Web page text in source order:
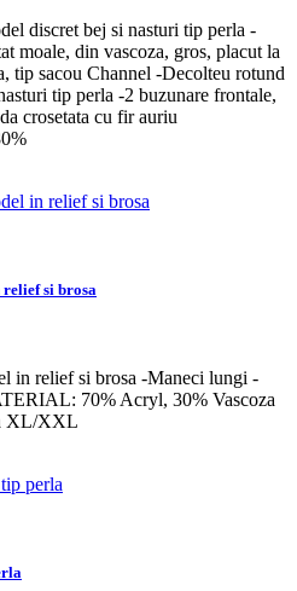
discret bej si nasturi tip perla -
moale, din vascoza, gros, placut la
tip sacou Channel -Decolteu rotund
tip perla -2 buzunare frontale,
crosetata cu fir auriu
si brosa
in relief si brosa -Maneci lungi -
70% Acryl, 30% Vascoza
XL/XXL